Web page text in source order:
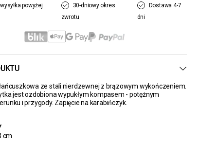
powyżej
30-dniowy okres
zwrotu
Dostawa 4-7
dni
ze stali nierdzewnej z brązowym wykończeniem.
jest ozdobiona wypukłym kompasem - potężnym
i przygody. Zapięcie na karabińczyk.
cm